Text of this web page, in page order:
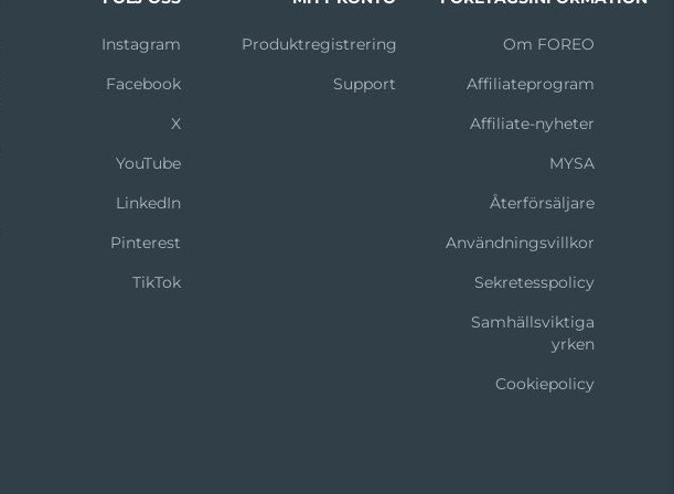
Instagram
Facebook
X
YouTube
LinkedIn
Pinterest
TikTok
Produktregistrering
Support
Om FOREO
Affiliateprogram
Affiliate-nyheter
MYSA
Återförsäljare
Användningsvillkor
Sekretesspolicy
Samhällsviktiga
yrken
Cookiepolicy